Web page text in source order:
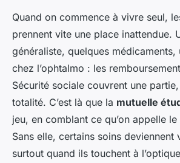
Quand on commence à vivre seul,
prennent vite une place inattendue.
généraliste, quelques
chez l’ophtalmo : les
Sécurité sociale couvrent une
totalité. C’est là que la mutuelle
jeu, en comblant ce qu’on appelle le
Sans elle, certains soins deviennent
surtout quand ils touchent à